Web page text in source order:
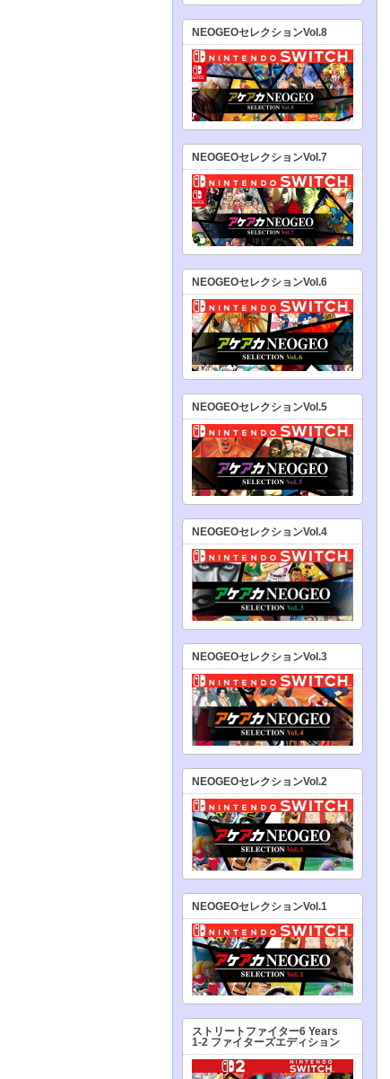
NEOGEOセレクションVol.8
NEOGEOセレクションVol.7
NEOGEOセレクションVol.6
NEOGEOセレクションVol.5
NEOGEOセレクションVol.4
NEOGEOセレクションVol.3
NEOGEOセレクションVol.2
NEOGEOセレクションVol.1
ストリートファイター6 Years
1-2 ファイターズエディション